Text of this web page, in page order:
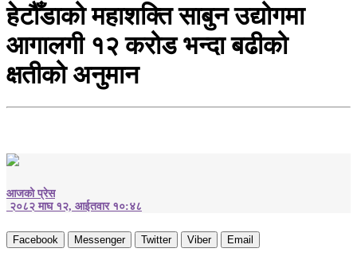
हेटौँडाको महाशक्ति साबुन उद्योगमा
आगालगी १२ करोड भन्दा बढीको
क्षतीको अनुमान
आजको प्रेस
२०८२ माघ १२, आईतवार १०:४८
Facebook Messenger Twitter Viber Email